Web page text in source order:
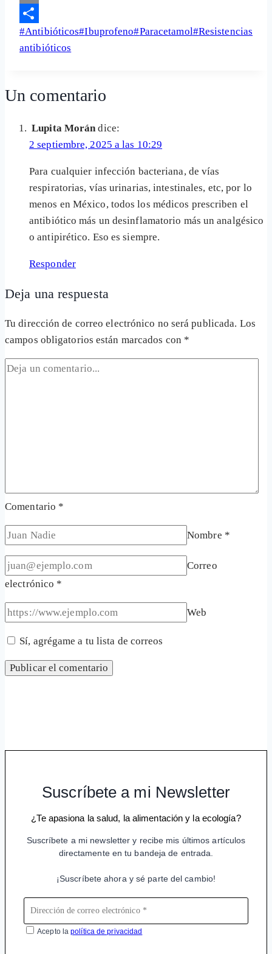
Email
Share
Etiquetas
de
#Antibióticos#Ibuprofeno#Paracetamol#Resistencias
antibióticos
Un comentario
Lupita Morán dice:
2 septiembre, 2025 a las 10:29
Para cualquier infección bacteriana, de vías
respiratorias, vías urinarias, intestinales, etc, por lo
menos en México, todos los médicos prescriben el
antibiótico más un desinflamatorio más un analgésico
o antipirético. Eso es siempre.
Responder
Deja una respuesta
Tu dirección de correo electrónico no será publicada. Los
campos obligatorios están marcados con *
Comentario *
Nombre *
Correo
electrónico *
Web
Sí, agrégame a tu lista de correos
Suscríbete a mi Newsletter
¿Te apasiona la salud, la alimentación y la ecología?
Suscríbete a mi newsletter y recibe mis últimos artículos
directamente en tu bandeja de entrada.
¡Suscríbete ahora y sé parte del cambio!
Acepto lapolítica de privacidad